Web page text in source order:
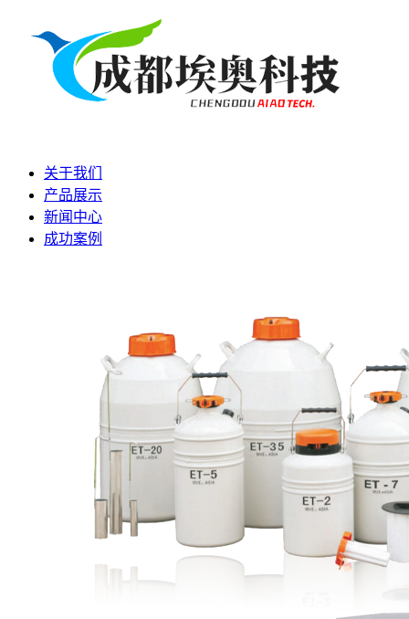
关于我们
产品展示
新闻中心
成功案例